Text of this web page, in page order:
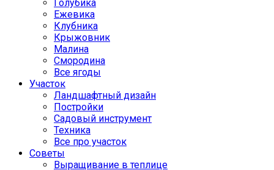
Голубика
Ежевика
Клубника
Крыжовник
Малина
Смородина
Все ягоды
Участок
Ландшафтный дизайн
Постройки
Садовый инструмент
Техника
Все про участок
Советы
Выращивание в теплице